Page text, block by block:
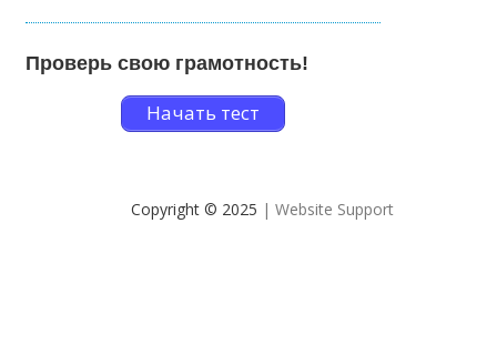
Проверь свою грамотность!
Начать тест
Copyright © 2025 | Website Support